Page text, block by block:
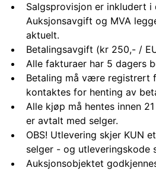
Salgsprovisjon er inkludert i
Auksjonsavgift og MVA
aktuelt.
Betalingsavgift (kr 250,- /
Alle fakturaer har 5 dagers
Betaling må være registrert
kontaktes for henting av
Alle kjøp må hentes innen
er avtalt med selger.
OBS! Utlevering skjer KUN
selger - og utleveringskode
Auksjonsobjektet